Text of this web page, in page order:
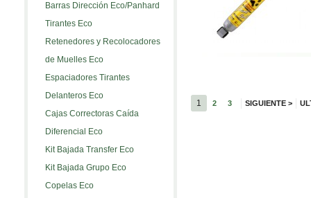
Barras Dirección Eco/Panhard
Tirantes Eco
Retenedores y Recolocadores
de Muelles Eco
Espaciadores Tirantes
Delanteros Eco
Cajas Correctoras Caída
Diferencial Eco
Kit Bajada Transfer Eco
Kit Bajada Grupo Eco
Copelas Eco
1 2 3 SIGUIENTE >